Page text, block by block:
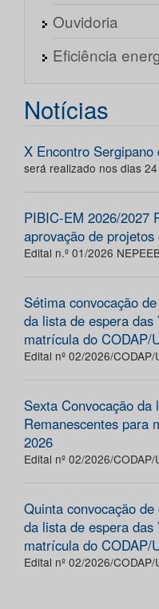
Ouvidoria
Eficiência
Notícias
X Encontro
será realizado nos dias
PIBIC-EM 2026/2027
aprovação de
Edital n.º 01/2026
Sétima convocação
da lista de espera das
matrícula do CODAP/
Edital nº 02/2026/CODAP/
Sexta Convocação da
Remanescentes para
2026
Edital nº 02/2026/CODAP/
Quinta convocação
da lista de espera das
matrícula do CODAP/
Edital nº 02/2026/CODAP/